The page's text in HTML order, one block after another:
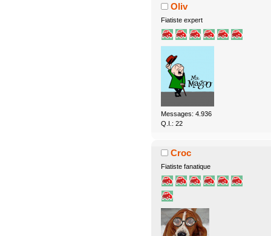
Oliv
Fiatiste expert
Messages: 4.936
Q.I.: 22
Croc
Fiatiste fanatique